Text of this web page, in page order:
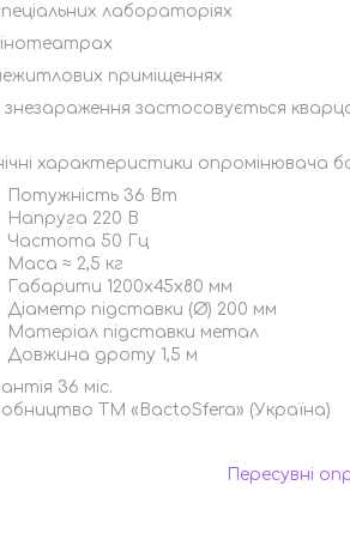
лабораторіях
приміщеннях
знезараження застосовується
характеристики
Потужність 36 Вт
Напруга 220 В
Частота 50 Гц
Маса ≈ 2,5 кг
Габарити 1200х45х80 мм
Діаметр підставки (Ø) 200 мм
Матеріал підставки метал
Довжина дроту 1,5 м
36 міс.
ТМ «BactoSfera» (Україна)
Пересувні